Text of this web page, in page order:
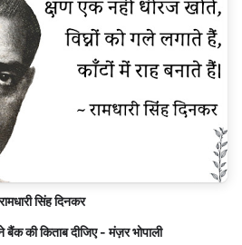
सिंह दिनकर
की किताब दीजिए - मंज़र भोपाली